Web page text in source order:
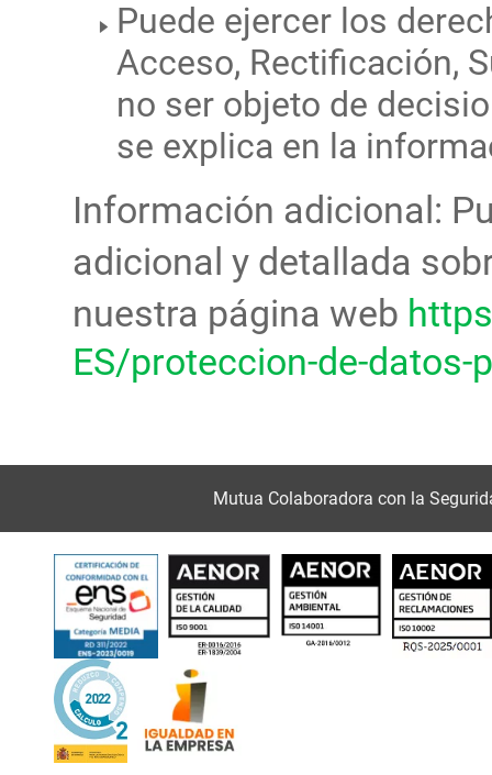
Puede ejercer los
Acceso, Rectificación,
no ser objeto de
se explica en la
Información adicional:
adicional y detallada
nuestra página web
ES/proteccion-de-datos-
Mutua Colaboradora con la